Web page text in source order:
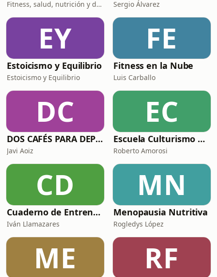
Fitness, salud, nutrición y deporte con José Alberto Benítez-Andrades - Jabefitness Sergio Álvarez
EY
Estoicismo y Equilibrio
Estoicismo y Equilibrio
FE
Fitness en la Nube
Luis Carballo
DC
DOS CAFÉS PARA DEPORTISTAS
Javi Aoiz
EC
Escuela Culturismo Natural
Roberto Amorosi
CD
Cuaderno de Entrenamiento
Iván Llamazares
MN
Menopausia Nutritiva
Rogledys López
ME RF